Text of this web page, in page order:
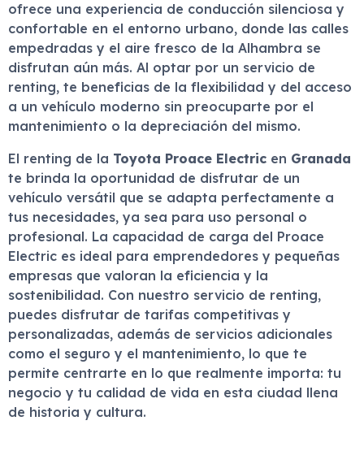
ofrece una experiencia de conducción silenciosa y
confortable en el entorno urbano, donde las calles
empedradas y el aire fresco de la Alhambra se
disfrutan aún más. Al optar por un servicio de
renting, te beneficias de la flexibilidad y del acceso
a un vehículo moderno sin preocuparte por el
mantenimiento o la depreciación del mismo.
El renting de la Toyota Proace Electric en Granada
te brinda la oportunidad de disfrutar de un
vehículo versátil que se adapta perfectamente a
tus necesidades, ya sea para uso personal o
profesional. La capacidad de carga del Proace
Electric es ideal para emprendedores y pequeñas
empresas que valoran la eficiencia y la
sostenibilidad. Con nuestro servicio de renting,
puedes disfrutar de tarifas competitivas y
personalizadas, además de servicios adicionales
como el seguro y el mantenimiento, lo que te
permite centrarte en lo que realmente importa: tu
negocio y tu calidad de vida en esta ciudad llena
de historia y cultura.